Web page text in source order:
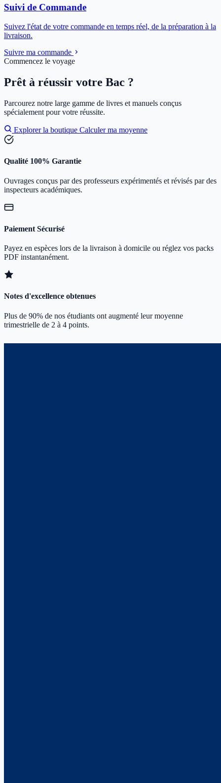
Suivi de Commande
Suivez l'état de votre commande en temps réel, de la préparation à la
livraison.
Suivre ma commande
Commencez le voyage
Prêt à réussir votre Bac ?
Parcourez notre large gamme de livres et manuels conçus
spécialement pour votre réussite.
Explorer la boutique Calculer ma moyenne
Qualité 100% Garantie
Ouvrages conçus par des professeurs expérimentés et révisés par des
inspecteurs académiques.
Paiement Sécurisé
Payez en espèces lors de la livraison à domicile ou réglez vos packs
PDF instantanément.
Notes d'excellence obtenues
Plus de 90% de nos étudiants ont augmenté leur moyenne
trimestrielle de 2 à 4 points.